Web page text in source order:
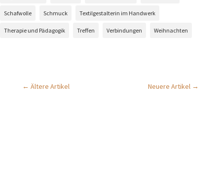
Schafwolle Schmuck Textilgestalterin im Handwerk
Therapie und Pädagogik Treffen Verbindungen Weihnachten
← Ältere Artikel Neuere Artikel →